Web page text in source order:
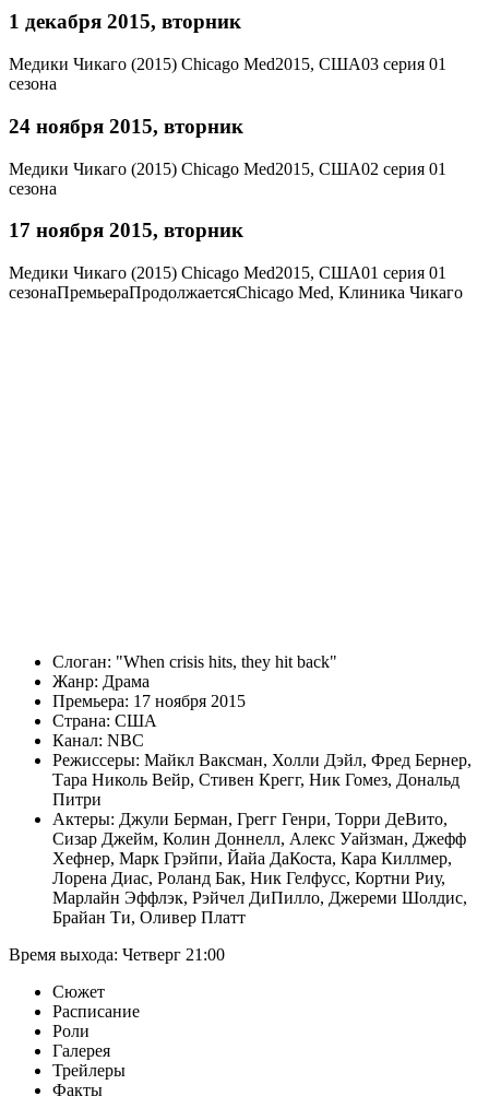
1 декабря 2015, вторник
Медики Чикаго (2015) Chicago Med2015, США03 серия 01
сезона
24 ноября 2015, вторник
Медики Чикаго (2015) Chicago Med2015, США02 серия 01
сезона
17 ноября 2015, вторник
Медики Чикаго (2015) Chicago Med2015, США01 серия 01
сезонаПремьераПродолжаетсяChicago Med, Клиника Чикаго
Слоган:
When crisis hits, they hit back
Жанр: Драма
Премьера: 17 ноября 2015
Страна: США
Канал: NBC
Режиссеры: Майкл Ваксман, Холли Дэйл, Фред Бернер,
Тара Николь Вейр, Стивен Крегг, Ник Гомез, Дональд
Питри
Актеры: Джули Берман, Грегг Генри, Торри ДеВито,
Сизар Джейм, Колин Доннелл, Алекс Уайзман, Джефф
Хефнер, Марк Грэйпи, Йайа ДаКоста, Кара Киллмер,
Лорена Диас, Роланд Бак, Ник Гелфусс, Кортни Риу,
Марлайн Эффлэк, Рэйчел ДиПилло, Джереми Шолдис,
Брайан Ти, Оливер Платт
Время выхода: Четверг 21:00
Сюжет
Расписание
Роли
Галерея
Трейлеры
Факты